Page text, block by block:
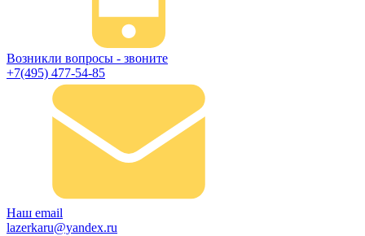
Возникли вопросы - звоните
+7(495) 477-54-85
Наш email
lazerkaru@yandex.ru